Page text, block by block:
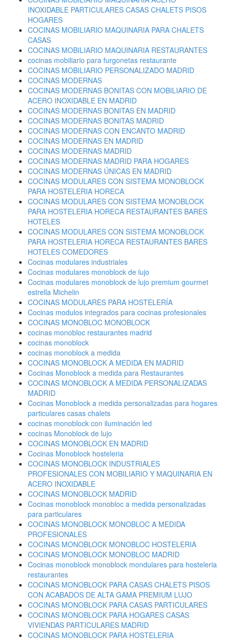
INOXIDABLE PARTICULARES CASAS CHALETS PISOS
HOGARES
COCINAS MOBILIARIO MAQUINARIA PARA CHALETS
CASAS
COCINAS MOBILIARIO MAQUINARIA RESTAURANTES
cocinas mobiliario para furgonetas restaurante
COCINAS MOBILIARIO PERSONALIZADO MADRID
COCINAS MODERNAS
COCINAS MODERNAS BONITAS CON MOBILIARIO DE
ACERO INOXIDABLE EN MADRID
COCINAS MODERNAS BONITAS EN MADRID
COCINAS MODERNAS BONITAS MADRID
COCINAS MODERNAS CON ENCANTO MADRID
COCINAS MODERNAS EN MADRID
COCINAS MODERNAS MADRID
COCINAS MODERNAS MADRID PARA HOGARES
COCINAS MODERNAS ÚNICAS EN MADRID
COCINAS MODULARES CON SISTEMA MONOBLOCK
PARA HOSTELERIA HORECA
COCINAS MODULARES CON SISTEMA MONOBLOCK
PARA HOSTELERIA HORECA RESTAURANTES BARES
HOTELES
COCINAS MODULARES CON SISTEMA MONOBLOCK
PARA HOSTELERIA HORECA RESTAURANTES BARES
HOTELES COMEDORES
Cocinas modulares industriales
Cocinas modulares monoblock de lujo
Cocinas modulares monoblock de lujo premium gourmet
estrella Michelin
COCINAS MODULARES PARA HOSTELERÍA
Cocinas modulos integrados para cocinas profesionales
COCINAS MONOBLOC MONOBLOCK
cocinas monobloc restaurantes madrid
cocinas monoblock
cocinas monoblock a medida
COCINAS MONOBLOCK A MEDIDA EN MADRID
Cocinas Monoblock a medida para Restaurantes
COCINAS MONOBLOCK A MEDIDA PERSONALIZADAS
MADRID
Cocinas Monoblock a medida personalizadas para hogares
particulares casas chalets
cocinas monoblock con iluminación led
cocinas Monoblock de lujo
COCINAS MONOBLOCK EN MADRID
Cocinas Monoblock hosteleria
COCINAS MONOBLOCK INDUSTRIALES
PROFESIONALES CON MOBILIARIO Y MAQUINARIA EN
ACERO INOXIDABLE
COCINAS MONOBLOCK MADRID
Cocinas monoblock monobloc a medida personalizadas
para particulares
COCINAS MONOBLOCK MONOBLOC A MEDIDA
PROFESIONALES
COCINAS MONOBLOCK MONOBLOC HOSTELERIA
COCINAS MONOBLOCK MONOBLOC MADRID
Cocinas monoblock monoblock mondulares para hosteleria
restaurantes
COCINAS MONOBLOCK PARA CASAS CHALETS PISOS
CON ACABADOS DE ALTA GAMA PREMIUM LUJO
COCINAS MONOBLOCK PARA CASAS PARTICULARES
COCINAS MONOBLOCK PARA HOGARES CASAS
VIVIENDAS PARTICULARES MADRID
COCINAS MONOBLOCK PARA HOSTELERIA